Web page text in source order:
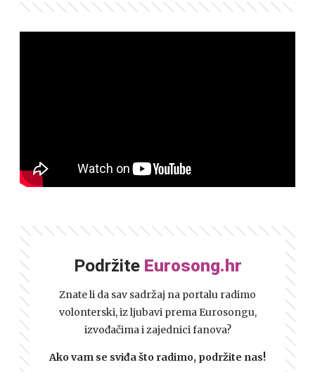
Podržite Eurosong.hr
Znate li da sav sadržaj na portalu radimo
volonterski, iz ljubavi prema Eurosongu,
izvođačima i zajednici fanova?
Ako vam se sviđa što radimo, podržite nas!